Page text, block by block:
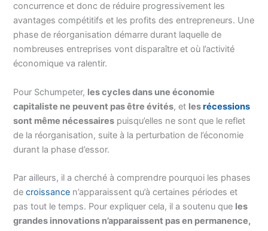
concurrence et donc de réduire progressivement les
avantages compétitifs et les profits des entrepreneurs. Une
phase de réorganisation démarre durant laquelle de
nombreuses entreprises vont disparaître et où l’activité
économique va ralentir.
Pour Schumpeter, les cycles dans une économie
capitaliste ne peuvent pas être évités, et lesrécessions
sont même nécessaires puisqu’elles ne sont que le reflet
de la réorganisation, suite à la perturbation de l’économie
durant la phase d’essor.
Par ailleurs, il a cherché à comprendre pourquoi les phases
decroissance n’apparaissent qu’à certaines périodes et
pas tout le temps. Pour expliquer cela, il a soutenu que les
grandes innovations n’apparaissent pas en permanence,